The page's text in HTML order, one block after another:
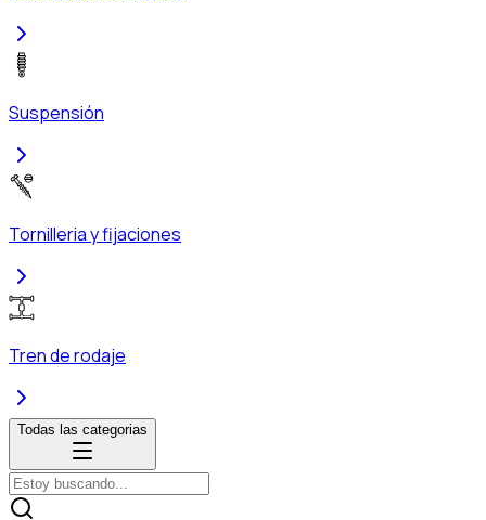
Suspensión
Tornilleria y fijaciones
Tren de rodaje
Todas las categorias